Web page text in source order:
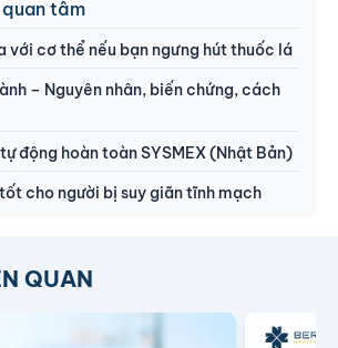
tâm
với cơ thể nếu bạn ngưng hút thuốc lá
– Nguyên nhân, biến chứng, cách
động hoàn toàn SYSMEX (Nhật Bản)
cho người bị suy giãn tĩnh mạch
QUAN